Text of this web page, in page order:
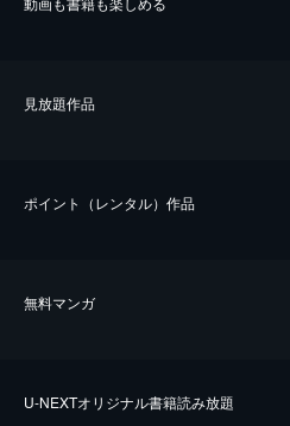
⾒放題作品
ポイント（レンタル）作品
無料マンガ
U-NEXTオリジナル書籍読み放題